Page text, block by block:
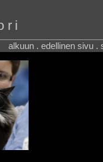
alkuun . edellinen sivu .